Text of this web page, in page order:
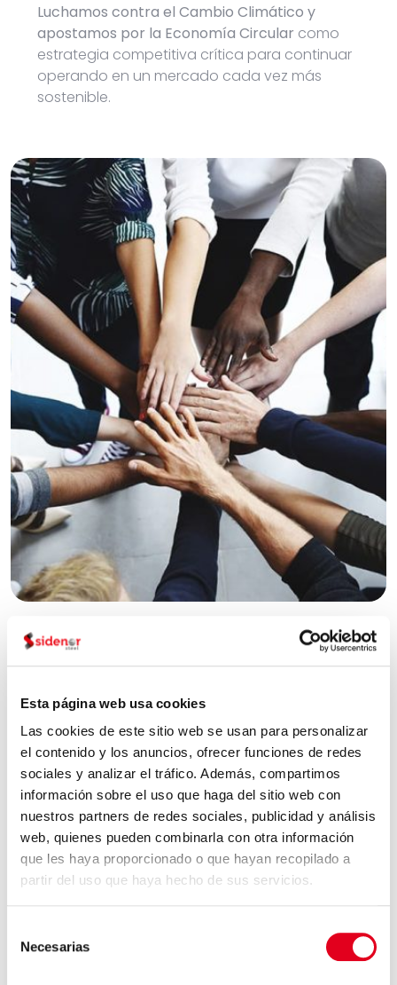
Esta página web usa cookies
Las cookies de este sitio web se usan para personalizar
el contenido y los anuncios, ofrecer funciones de redes
sociales y analizar el tráfico. Además, compartimos
información sobre el uso que haga del sitio web con
nuestros partners de redes sociales, publicidad y análisis
web, quienes pueden combinarla con otra información
que les haya proporcionado o que hayan recopilado a
partir del uso que haya hecho de sus servicios.
Necesarias
Luchamos contra el Cambio Climático y
apostamos por la Economía Circular como
estrategia competitiva crítica para continuar
operando en un mercado cada vez más
sostenible.
SOCIAL
Tenemos un fuerte compromiso con el
respeto y cumplimiento de los Derechos
Humanos.Especialmente con los vinculados
a: Talento, Seguridad y prevención, Compras
responsables y sostenibles, Comunidad.